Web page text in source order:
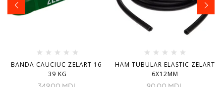
BANDA CAUCIUC ZELART 16-
39 KG
HAM TUBULAR ELASTIC ZELART
6X12MM